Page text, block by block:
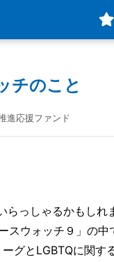
チのこと
進応援ファンド
らっしゃるかもしれ
スウォッチ９」の中
グとLGBTQに関す